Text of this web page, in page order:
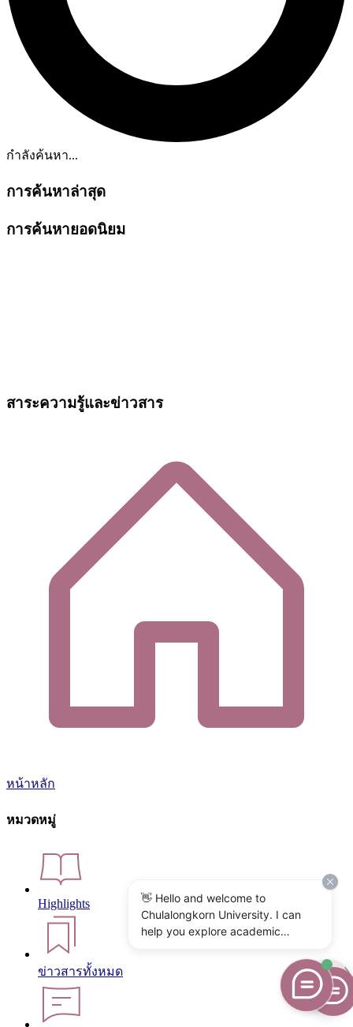
กำลังค้นหา...
การค้นหาล่าสุด
การค้นหายอดนิยม
สาระความรู้และข่าวสาร
หน้าหลัก
หมวดหมู่
Highlights
ข่าวสารทั้งหมด
👋 Hello and welcome to
Chulalongkorn University. I can
help you explore academic